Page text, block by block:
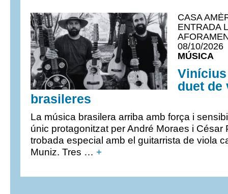
CASA
ENTRADA
08/10/2026
MÚSICA
duet de
brasileres
La música brasilera arriba amb força i
únic protagonitzat per André Moraes i César
trobada especial amb el guitarrista de viola
Muniz. Tres … +